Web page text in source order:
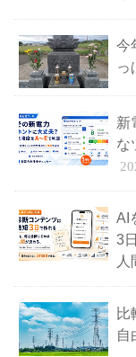
今
っ
新
な
AI
3
比
自